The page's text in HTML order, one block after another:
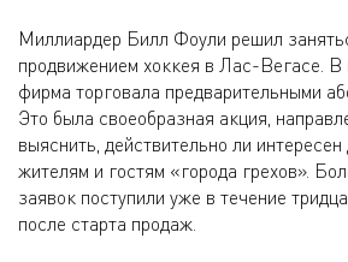
Миллиардер Билл Фоули решил
продвижением хоккея в Лас-Вегасе. В
фирма торговала предварительными
Это была своеобразная акция,
выяснить, действительно ли
жителям и гостям «города грехов».
заявок поступили уже в течение
после старта продаж.